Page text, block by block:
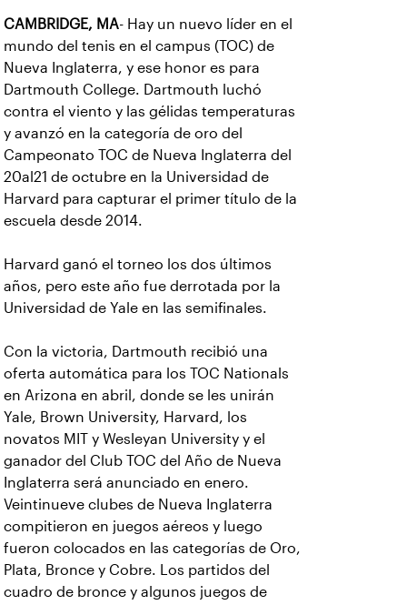
CAMBRIDGE, MA- Hay un nuevo líder en el
mundo del tenis en el campus (TOC) de
Nueva Inglaterra, y ese honor es para
Dartmouth College. Dartmouth luchó
contra el viento y las gélidas temperaturas
y avanzó en la categoría de oro del
Campeonato TOC de Nueva Inglaterra del
20al21 de octubre en la Universidad de
Harvard para capturar el primer título de la
escuela desde 2014.
Harvard ganó el torneo los dos últimos
años, pero este año fue derrotada por la
Universidad de Yale en las semifinales.
Con la victoria, Dartmouth recibió una
oferta automática para los TOC Nationals
en Arizona en abril, donde se les unirán
Yale, Brown University, Harvard, los
novatos MIT y Wesleyan University y el
ganador del Club TOC del Año de Nueva
Inglaterra será anunciado en enero.
Veintinueve clubes de Nueva Inglaterra
compitieron en juegos aéreos y luego
fueron colocados en las categorías de Oro,
Plata, Bronce y Cobre. Los partidos del
cuadro de bronce y algunos juegos de